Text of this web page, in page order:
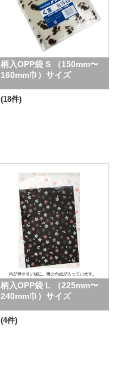
柄入OPP袋 S （150mm〜
160mm巾）サイズ
(18件)
柄入OPP袋 L （225mm〜
240mm巾）サイズ
(4件)